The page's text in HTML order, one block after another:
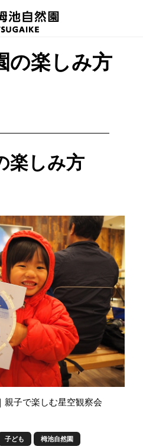
の楽しみ方
楽しみ方
子で楽しむ星空観察会
子ども 栂池自然園